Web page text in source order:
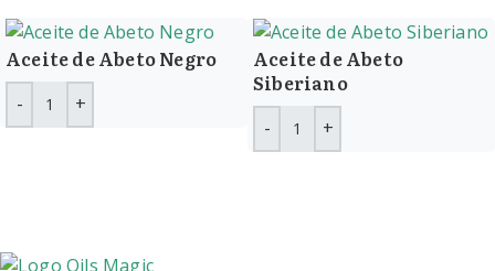
Aceite de Abeto Negro
Aceite de Abeto
Siberiano